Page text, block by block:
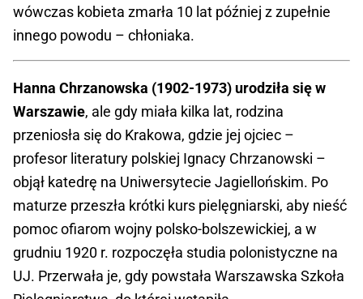
wówczas kobieta zmarła 10 lat później z zupełnie
innego powodu – chłoniaka.
Hanna Chrzanowska (1902-1973) urodziła się w
Warszawie, ale gdy miała kilka lat, rodzina
przeniosła się do Krakowa, gdzie jej ojciec –
profesor literatury polskiej Ignacy Chrzanowski –
objął katedrę na Uniwersytecie Jagiellońskim. Po
maturze przeszła krótki kurs pielęgniarski, aby nieść
pomoc ofiarom wojny polsko-bolszewickiej, a w
grudniu 1920 r. rozpoczęła studia polonistyczne na
UJ. Przerwała je, gdy powstała Warszawska Szkoła